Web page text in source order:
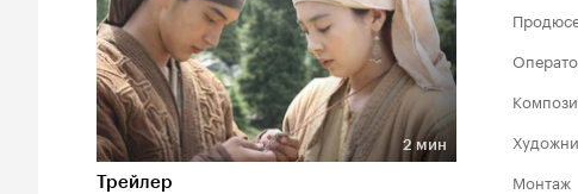
Длительность 2 мин
2 мин
Трейлер
Монтаж